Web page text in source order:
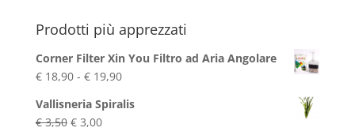
Prodotti più apprezzati
Corner Filter Xin You Filtro ad Aria Angolare
€18,90 - €19,90Fascia
prezzo:
Vallisneria Spiralis
€3,50 Il
€3,00Il